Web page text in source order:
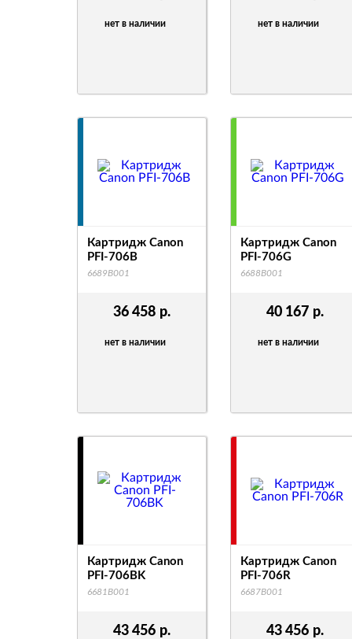
нет в наличии нет в наличии
36 458 р.
нет в наличии
Картридж Canon
PFI-706B
6689B001
40 167 р.
нет в наличии
Картридж Canon
PFI-706G
6688B001
43 456 р.
Картридж Canon
PFI-706BK
6681B001
43 456 р.
Картридж Canon
PFI-706R
6687B001